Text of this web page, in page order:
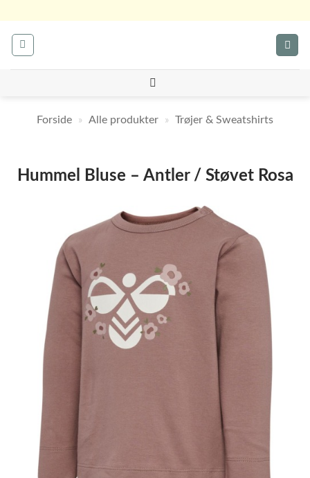
indhold
Forside » Alle produkter » Trøjer & Sweatshirts
Hummel Bluse – Antler / Støvet Rosa